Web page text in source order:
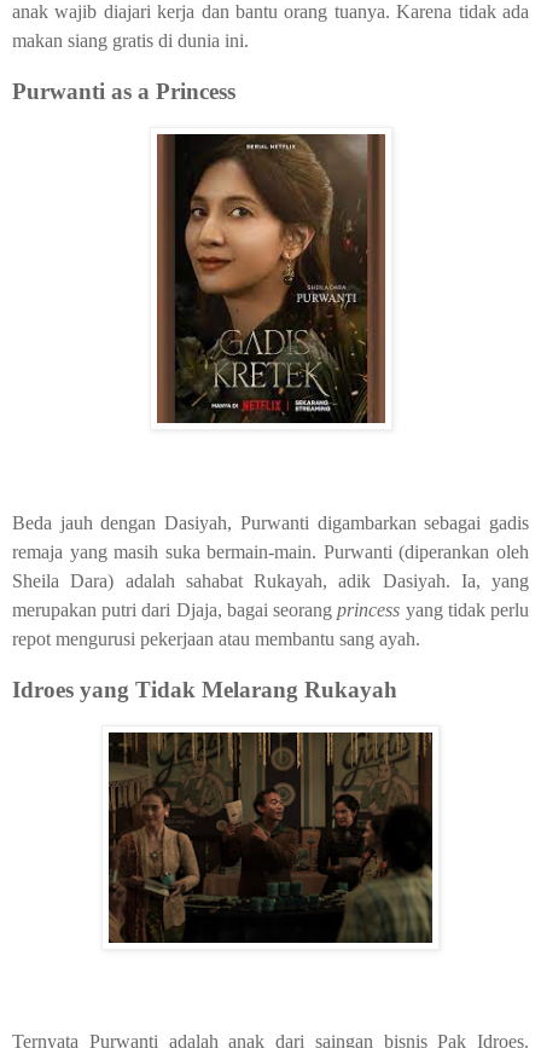
anak wajib diajari kerja dan bantu orang tuanya. Karena tidak ada
makan siang gratis di dunia ini.
Purwanti as a Princess
Beda jauh dengan Dasiyah, Purwanti digambarkan sebagai gadis
remaja yang masih suka bermain-main. Purwanti (diperankan oleh
Sheila Dara) adalah sahabat Rukayah, adik Dasiyah. Ia, yang
merupakan putri dari Djaja, bagai seorangprincess yang tidak perlu
repot mengurusi pekerjaan atau membantu sang ayah.
Idroes yang Tidak Melarang Rukayah
Ternyata Purwanti adalah anak dari saingan bisnis Pak Idroes.